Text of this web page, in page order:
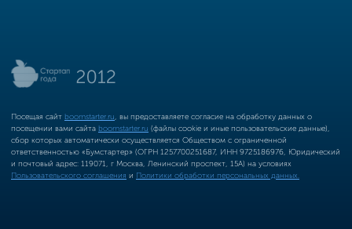
Посещая сайт boomstarter.ru , вы предоставляете согласие на обработку данных о
посещении вами сайта boomstarter.ru (файлы cookie и иные пользовательские данные),
сбор которых автоматически осуществляется Обществом с ограниченной
ответственностью «Бумстартер» (ОГРН 1257700251687, ИНН 9725186976, Юридический
и почтовый адрес: 119071, г Москва, Ленинский проспект, 15А) на условиях
Пользовательского соглашения и Политики обработки персональных данных.